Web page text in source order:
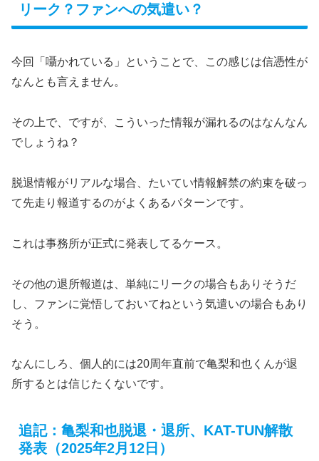
リーク？ファンへの気遣い？
今回「囁かれている」ということで、この感じは信憑性が
なんとも言えません。
その上で、ですが、こういった情報が漏れるのはなんなん
でしょうね？
脱退情報がリアルな場合、たいてい情報解禁の約束を破っ
て先走り報道するのがよくあるパターンです。
これは事務所が正式に発表してるケース。
その他の退所報道は、単純にリークの場合もありそうだ
し、ファンに覚悟しておいてねという気遣いの場合もあり
そう。
なんにしろ、個人的には20周年直前で亀梨和也くんが退
所するとは信じたくないです。
追記：亀梨和也脱退・退所、KAT-TUN解散
発表（2025年2月12日）